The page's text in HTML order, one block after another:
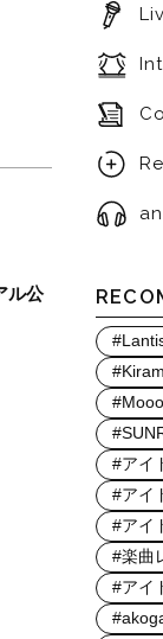
ル公
#アイ
#アイ
#アイ
#楽曲
#アイ